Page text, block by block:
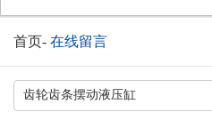
首页- 在线留言